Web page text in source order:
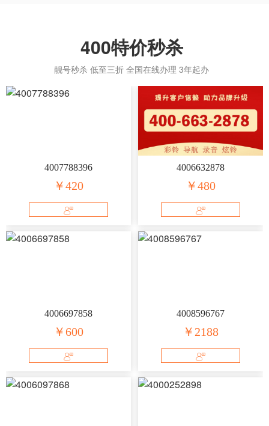
400特价秒杀
靓号秒杀 低至三折 全国在线办理 3年起办
4007788396
￥420
4006632878
￥480
4006697858
￥600
4008596767
￥2188